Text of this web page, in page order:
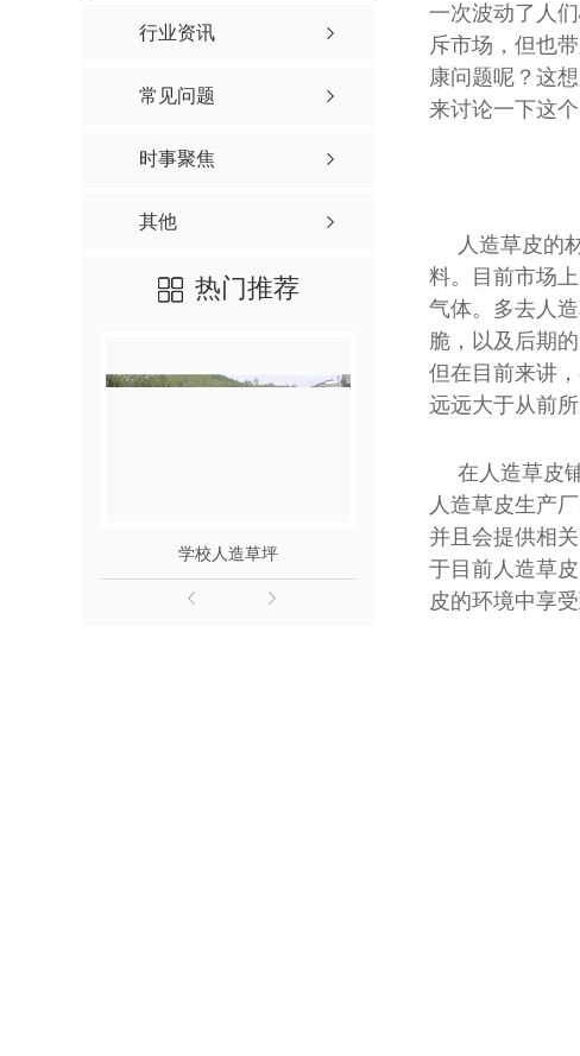
行业资讯
常见问题
时事聚焦
其他
热门推荐
学校人造草坪 体育运动草坪
一次波动了人
斥市场，但也
康问题呢？这
来讨论一下这个
人造草皮的
料。目前市场
气体。多去人
脆，以及后期
但在目前来讲
远远大于从前
在人造草皮
人造草皮生产
并且会提供相
于目前人造草
皮的环境中享